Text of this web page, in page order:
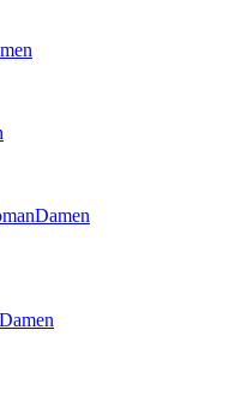
Damen
Damen